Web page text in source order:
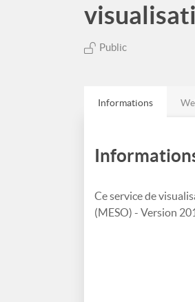
Public
Informations
Ce service de
(MESO) - Version